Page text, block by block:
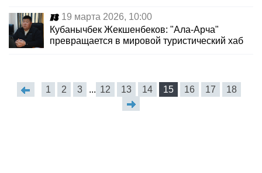
19 марта 2026, 10:00
Кубанычбек Жекшенбеков: "Ала-Арча"
превращается в мировой туристический хаб
1 2 3 ... 12 13 14 15 16 17 18